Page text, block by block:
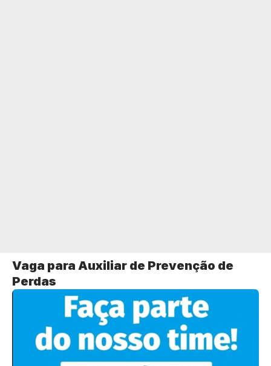
Vaga para Auxiliar de Prevenção de
Perdas